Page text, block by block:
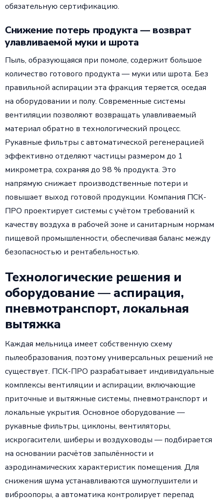
обязательную сертификацию.
Снижение потерь продукта — возврат
улавливаемой муки и шрота
Пыль, образующаяся при помоле, содержит большое
количество готового продукта — муки или шрота. Без
правильной аспирации эта фракция теряется, оседая
на оборудовании и полу. Современные системы
вентиляции позволяют возвращать улавливаемый
материал обратно в технологический процесс.
Рукавные фильтры с автоматической регенерацией
эффективно отделяют частицы размером до 1
микрометра, сохраняя до 98 % продукта. Это
напрямую снижает производственные потери и
повышает выход готовой продукции. Компания ПСК-
ПРО проектирует системы с учётом требований к
качеству воздуха в рабочей зоне и санитарным нормам
пищевой промышленности, обеспечивая баланс между
безопасностью и рентабельностью.
Технологические решения и
оборудование — аспирация,
пневмотранспорт, локальная
вытяжка
Каждая мельница имеет собственную схему
пылеобразования, поэтому универсальных решений не
существует. ПСК-ПРО разрабатывает индивидуальные
комплексы вентиляции и аспирации, включающие
приточные и вытяжные системы, пневмотранспорт и
локальные укрытия. Основное оборудование —
рукавные фильтры, циклоны, вентиляторы,
искрогасители, шиберы и воздуховоды — подбирается
на основании расчётов запылённости и
аэродинамических характеристик помещения. Для
снижения шума устанавливаются шумоглушители и
виброопоры, а автоматика контролирует перепад